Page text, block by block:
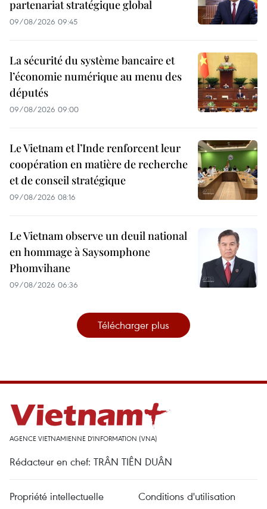
partenariat stratégique global
09/08/2026 09:45
La sécurité du système bancaire et
l’économie numérique au menu des
députés
09/08/2026 09:00
Le Vietnam et l’Inde renforcent leur
coopération en matière de recherche
et de conseil stratégique
09/08/2026 08:16
Le Vietnam observe un deuil national
en hommage à Saysomphone
Phomvihane
09/08/2026 06:36
Télécharger plus
AGENCE VIETNAMIENNE D'INFORMATION (VNA)
Rédacteur en chef: TRÂN TIÊN DUÂN
Propriété intellectuelle Conditions d'utilisation